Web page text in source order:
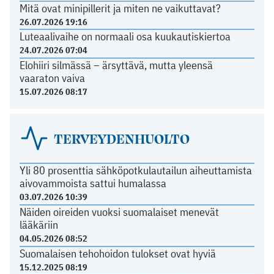
Mitä ovat minipillerit ja miten ne vaikuttavat?
26.07.2026 19:16
Luteaalivaihe on normaali osa kuukautiskiertoa
24.07.2026 07:04
Elohiiri silmässä – ärsyttävä, mutta yleensä
vaaraton vaiva
15.07.2026 08:17
TERVEYDENHUOLTO
Yli 80 prosenttia sähköpotkulautailun aiheuttamista
aivovammoista sattui humalassa
03.07.2026 10:39
Näiden oireiden vuoksi suomalaiset menevät
lääkäriin
04.05.2026 08:52
Suomalaisen tehohoidon tulokset ovat hyviä
15.12.2025 08:19